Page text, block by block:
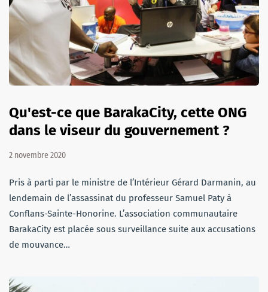
Qu'est-ce que BarakaCity, cette ONG
dans le viseur du gouvernement ?
2 novembre 2020
Pris à parti par le ministre de l’Intérieur Gérard Darmanin, au
lendemain de l’assassinat du professeur Samuel Paty à
Conflans-Sainte-Honorine. L’association communautaire
BarakaCity est placée sous surveillance suite aux accusations
de mouvance…